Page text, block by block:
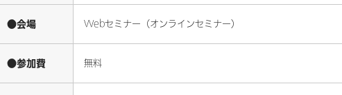
●会場 Webセミナー（オンラインセミナー）
●参加費 無料